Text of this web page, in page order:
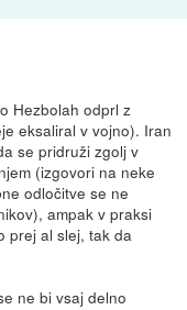
Hezbolah odprl z
eksaliral v vojno). Iran
se pridruži zgolj v
(izgovori na neke
odločitve se ne
ampak v praksi
prej al slej, tak da
ne bi vsaj delno